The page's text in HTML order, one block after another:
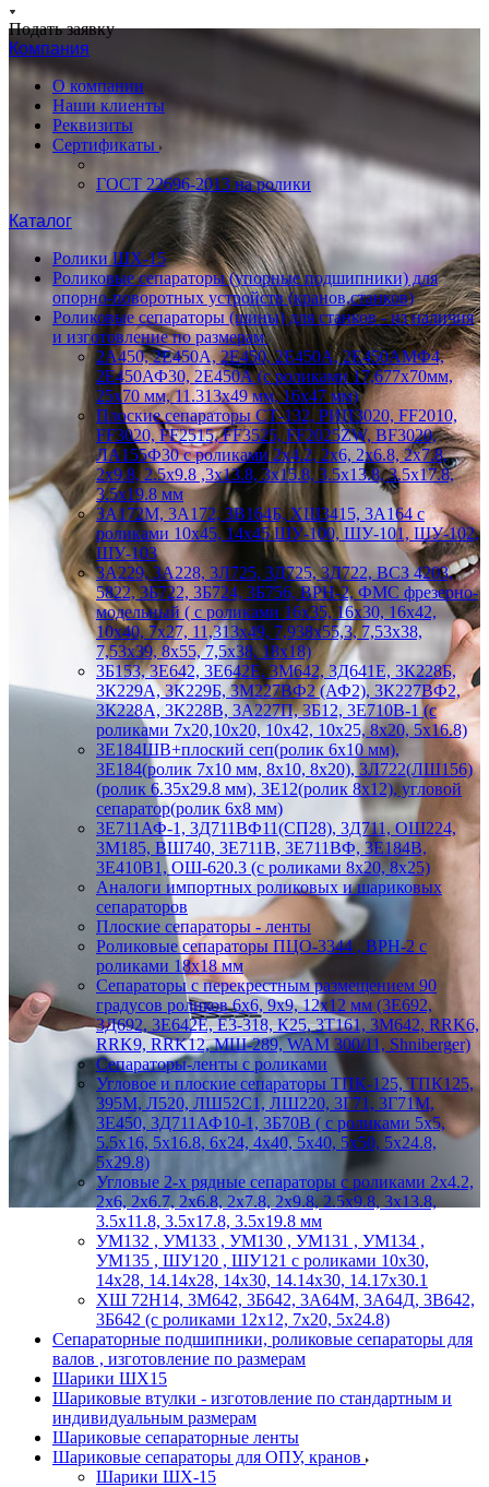
Подать заявку
Компания
О компании
Наши клиенты
Реквизиты
Сертификаты
ГОСТ 22696-2013 на ролики
Каталог
Ролики ШХ-15
Роликовые сепараторы (упорные подшипники) для
опорно-поворотных устройств (кранов,станков)
Роликовые сепараторы (шины) для станков - из наличия
и изготовление по размерам
2А450, 2Е450А, 2Е450, 2Е450А, 2Е450АМФ4,
2Е450АФ30, 2Е450А (с роликами 17,677х70мм,
25х70 мм, 11.313х49 мм, 16х47 мм)
Плоские сепараторы СТ-132, РИП3020, FF2010,
FF3020, FF2515, FF3525, FF2025ZW, BF3020,
ЛА155Ф30 с роликами 2х4.2, 2х6, 2х6.8, 2х7.8,
2х9.8, 2.5х9.8 ,3х13.8, 3х15.8, 3.5х13.8, 3.5х17.8,
3.5х19.8 мм
3А172М, 3А172, 3В164Б, ХШ3415, 3А164 с
роликами 10х45, 14х45 ШУ-100, ШУ-101, ШУ-102,
ШУ-103
3А229, 3А228, 3Л725, 3Д725, 3Д722, ВСЗ 4203,
5822, 3Б722, 3Б724, 3Б756, ВРН-2, ФМС фрезерно-
модельный ( с роликами 16х35, 16х30, 16х42,
10х40, 7х27, 11,313х49, 7,938х55,3, 7,53х38,
7,53х39, 8х55, 7,5х38, 18х18)
3Б153, 3Е642, 3Е642Е, 3М642, 3Д641Е, 3К228Б,
3К229А, 3К229Б, 3М227ВФ2 (АФ2), 3К227ВФ2,
3К228А, 3К228В, 3А227П, 3Б12, 3Е710В-1 (с
роликами 7х20,10х20, 10х42, 10х25, 8х20, 5х16.8)
3Е184ШВ+плоский сеп(ролик 6х10 мм),
3Е184(ролик 7х10 мм, 8х10, 8х20), 3Л722(ЛШ156)
(ролик 6.35х29.8 мм), 3Е12(ролик 8х12), угловой
сепаратор(ролик 6х8 мм)
3Е711АФ-1, 3Д711ВФ11(СП28), 3Д711, ОШ224,
3М185, ВШ740, 3Е711В, 3Е711ВФ, 3Е184В,
3Е410В1, ОШ-620.3 (с роликами 8х20, 8х25)
Аналоги импортных роликовых и шариковых
сепараторов
Плоские сепараторы - ленты
Роликовые сепараторы ПЦО-3344 , ВРН-2 с
роликами 18х18 мм
Сепараторы с перекрестным размещением 90
градусов роликов 6х6, 9х9, 12х12 мм (3Е692,
3Д692, 3Е642Е, Е3-318, К25, 3Т161, 3М642, RRK6,
RRK9, RRK12, МШ-289, WAM 300/11, Shniberger)
Сепараторы-ленты с роликами
Угловое и плоские сепараторы ТПК-125, ТПК125,
395М, Л520, ЛШ52С1, ЛШ220, 3Г71, 3Г71М,
3Е450, 3Д711АФ10-1, 3Б70В ( с роликами 5х5,
5.5х16, 5х16.8, 6х24, 4х40, 5х40, 5х50, 5х24.8,
5х29.8)
Угловые 2-х рядные сепараторы с роликами 2х4.2,
2х6, 2х6.7, 2х6.8, 2х7.8, 2х9.8, 2.5х9.8, 3х13.8,
3.5х11.8, 3.5х17.8, 3.5х19.8 мм
УМ132 , УМ133 , УМ130 , УМ131 , УМ134 ,
УМ135 , ШУ120 , ШУ121 с роликами 10х30,
14х28, 14.14х28, 14х30, 14.14х30, 14.17х30.1
ХШ 72Н14, 3М642, 3Б642, 3А64М, 3А64Д, 3В642,
3Б642 (с роликами 12х12, 7х20, 5х24.8)
Сепараторные подшипники, роликовые сепараторы для
валов , изготовление по размерам
Шарики ШХ15
Шариковые втулки - изготовление по стандартным и
индивидуальным размерам
Шариковые сепараторные ленты
Шариковые сепараторы для ОПУ, кранов
Шарики ШХ-15